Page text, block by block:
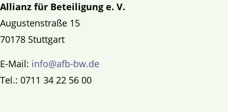
Allianz für Beteiligung e. V.
Augustenstraße 15
70178 Stuttgart
E-Mail: info@afb-bw.de
Tel.: 0711 34 22 56 00